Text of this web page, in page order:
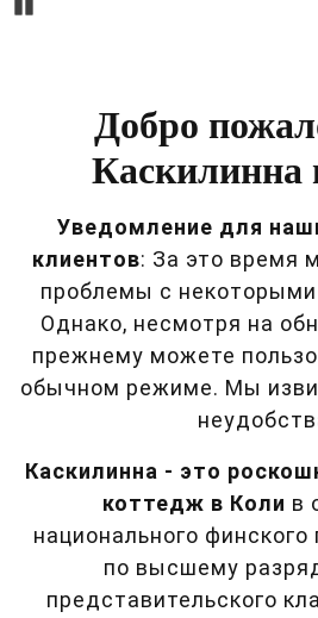
Добро
Каскилинна
Уведомление для
клиентов: За это время
проблемы с
Однако, несмотря на
прежнему можете
обычном режиме. Мы
Каскилинна - это
коттедж в Коли в
национального
по высшему
представительского